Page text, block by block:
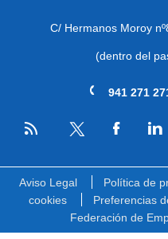
C/ Hermanos Moroy
(dentro del
941 271
RSS
Aviso Legal Política de
cookies
Preferencias
Federación de